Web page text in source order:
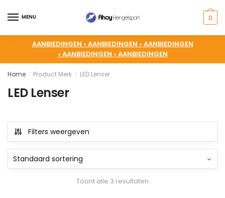
MENU 0
AANBIEDINGEN • AANBIEDINGEN • AANBIEDINGEN
• AANBIEDINGEN • AANBIEDINGEN
Home / Product Merk / LED Lenser
LED Lenser
Filters weergeven
Toont alle 3 resultaten